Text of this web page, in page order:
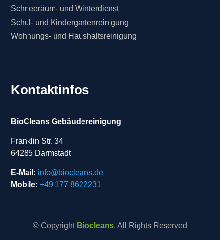
Schneeräum- und Winterdienst
Schul- und Kindergartenreinigung
Wohnungs- und Haushaltsreinigung
Kontaktinfos
BioCleans Gebäudereinigung
Franklin Str. 34
64285 Darmstadt
E-Mail: info@biocleans.de
Mobile: +49 177 8622231
© Copyright Biocleans. All Rights Reserved